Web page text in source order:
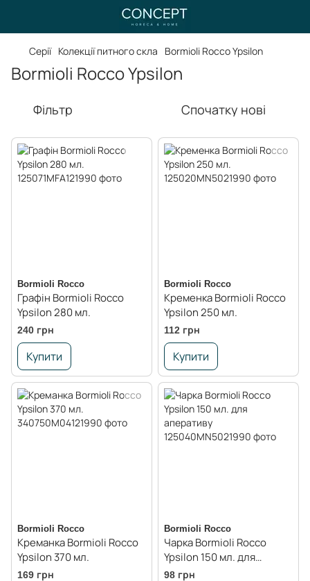
Серії Колекції питного скла Bormioli Rocco Ypsilon
Bormioli Rocco Ypsilon
Фільтр Спочатку нові
Bormioli Rocco
Графін Bormioli Rocco
Ypsilon 280 мл.
240 грн
Купити
Bormioli Rocco
Кременка Bormioli Rocco
Ypsilon 250 мл.
112 грн
Купити
Bormioli Rocco
Креманка Bormioli Rocco
Ypsilon 370 мл.
169 грн
Bormioli Rocco
Чарка Bormioli Rocco
Ypsilon 150 мл. для
аперативу
98 грн